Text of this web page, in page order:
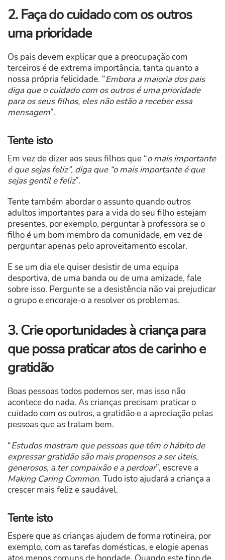
2. Faça do cuidado com os outros
uma prioridade
Os pais devem explicar que a preocupação com
terceiros é de extrema importância, tanta quanto a
nossa própria felicidade. “Embora a maioria dos pais
diga que o cuidado com os outros é uma prioridade
para os seus filhos, eles não estão a receber essa
mensagem”.
Tente isto
Em vez de dizer aos seus filhos que “o mais importante
é que sejas feliz”, diga que “o mais importante é que
sejas gentil e feliz”.
Tente também abordar o assunto quando outros
adultos importantes para a vida do seu filho estejam
presentes, por exemplo, perguntar à professora se o
filho é um bom membro da comunidade, em vez de
perguntar apenas pelo aproveitamento escolar.
E se um dia ele quiser desistir de uma equipa
desportiva, de uma banda ou de uma amizade, fale
sobre isso. Pergunte se a desistência não vai prejudicar
o grupo e encoraje-o a resolver os problemas.
3. Crie oportunidades à criança para
que possa praticar atos de carinho e
gratidão
Boas pessoas todos podemos ser, mas isso não
acontece do nada. As crianças precisam praticar o
cuidado com os outros, a gratidão e a apreciação pelas
pessoas que as tratam bem.
“Estudos mostram que pessoas que têm o hábito de
expressar gratidão são mais propensos a ser úteis,
generosos, a ter compaixão e a perdoar”, escreve a
Making Caring Common. Tudo isto ajudará a criança a
crescer mais feliz e saudável.
Tente isto
Espere que as crianças ajudem de forma rotineira, por
exemplo, com as tarefas domésticas, e elogie apenas